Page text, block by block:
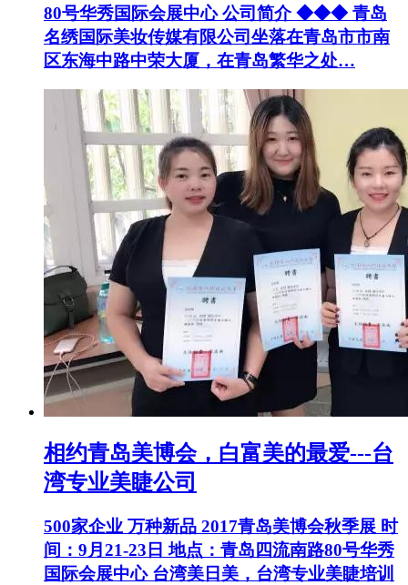
80号华秀国际会展中心 公司简介 ◆◆◆ 青岛
名绣国际美妆传媒有限公司坐落在青岛市市南
区东海中路中荣大厦，在青岛繁华之处…
相约青岛美博会，白富美的最爱---台
湾专业美睫公司
500家企业 万种新品 2017青岛美博会秋季展 时
间：9月21-23日 地点：青岛四流南路80号华秀
国际会展中心 台湾美日美，台湾专业美睫培训